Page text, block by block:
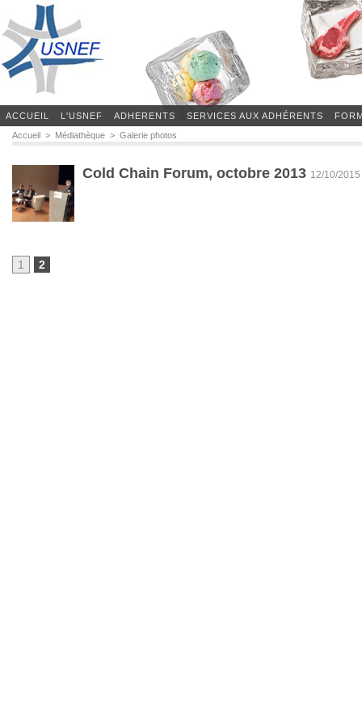
ACCUEIL L'USNEF ADHERENTS SERVICES AUX ADHÉRENTS
Accueil > Médiathèque > Galerie photos
Cold Chain Forum, octobre 2013 12/10/2015
1 2